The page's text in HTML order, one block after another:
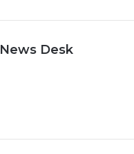
News Desk